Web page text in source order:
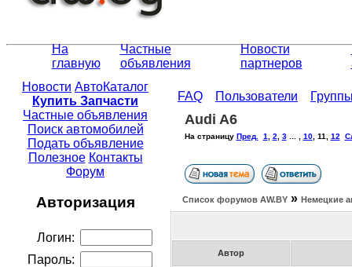
На
главную
Частные
объявления
Новости
партнеров
Новости АвтоКаталог
Купить Запчасти
Частные объявления
Поиск автомобилей
Подать объявление
Полезное Контакты
Форум
Авторизация
Логин:
Пароль:
FAQ Пользователи
Audi A6
На страницу Пред. 1 2 3... , 10, 11 12
Список форумов АW.BY » Немецкие
Автор